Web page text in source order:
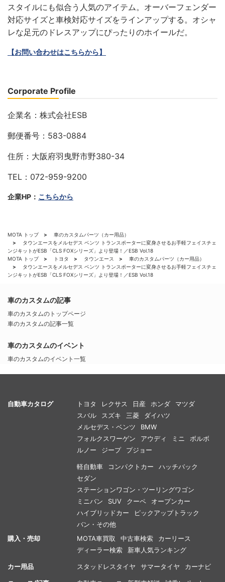
スタイルにも似合う人気のアイテム。オーバーフェンダー
対応サイズと車検対応サイズをラインアップする。オシャ
レな足元のドレスアップにぴったりのホイールだ。
【お問い合わせはこちらから】
Corporate Profile
企業名：株式会社ESB
郵便番号：583-0884
住所：大阪府羽曳野市野380-34
TEL：072-959-9200
企業HP： こちらから
MOTA トップ
車のカスタムパーツ（カー用品）
タウンエースをメルセデス ベンツ トランスポーターに変身させるお手軽フェイスチェ
ンジキットがESB「CLS FOXシリーズ」より登場！／ESB Vol.18
MOTA トップ
トヨタ タウンエース
車のカスタムパーツ（カー用品）
タウンエースをメルセデス ベンツ トランスポーターに変身させるお手軽フェイスチェ
ンジキットがESB「CLS FOXシリーズ」より登場！／ESB Vol.18
車のカスタムの記事
車のカスタムのトップページ
車のカスタムの記事一覧
車のカスタムのイベント
車のカスタムのイベント一覧
自動車カタログ トヨタ レクサス 日産 ホンダ
マツダ
スバル
スズキ 三菱
ダイハツ
メルセデス・ベンツ
BMW
フォルクスワーゲン
アウディ ミニ
ボルボ
ルノー
ジープ プジョー
軽自動車 コンパクトカー
ハッチバック
セダン
ステーションワゴン・ツーリングワゴン
ミニバン
SUV クーペ
オープンカー
ハイブリッドカー
ピックアップトラック
バン・その他
購入・売却
MOTA車買取 中古車検索
カーリース
ディーラー検索
新車人気ランキング
カー用品 スタッドレスタイヤ サマータイヤ カーナビ